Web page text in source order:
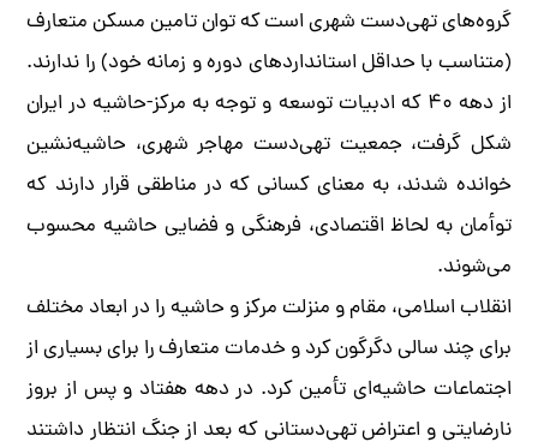
گروه‌های تهی‌دست شهری است که توان تامین مسکن متعارف
(متناسب با حداقل استانداردهای دوره و زمانه خود) را ندارند.
از دهه ۴۰ که ادبیات توسعه و توجه به مرکز-حاشیه در ایران
شکل گرفت، جمعیت تهی‌دست مهاجر شهری، حاشیه‌نشین
خوانده شدند، به معنای کسانی که در مناطقی قرار دارند که
توأمان به لحاظ اقتصادی، فرهنگی و فضایی حاشیه محسوب
می‌شوند.
انقلاب اسلامی، مقام و منزلت مرکز و حاشیه را در ابعاد مختلف
برای چند سالی دگرگون کرد و خدمات متعارف را برای بسیاری از
اجتماعات حاشیه‌ای تأمین کرد. در دهه هفتاد و پس از بروز
نارضایتی و اعتراض تهی‌دستانی که بعد از جنگ انتظار داشتند